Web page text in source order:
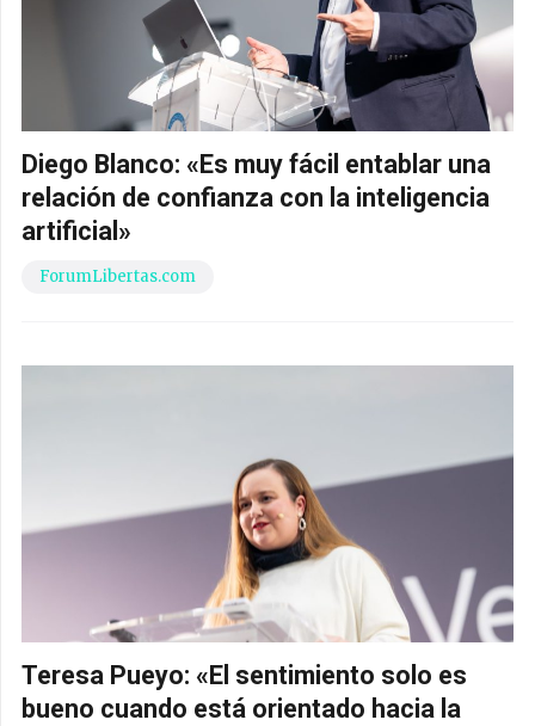
Diego Blanco: «Es muy fácil entablar una
relación de confianza con la inteligencia
artificial»
ForumLibertas.com
Teresa Pueyo: «El sentimiento solo es
bueno cuando está orientado hacia la